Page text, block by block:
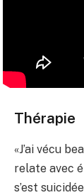
Thérapie
«J’ai vécu
relate avec
s’est